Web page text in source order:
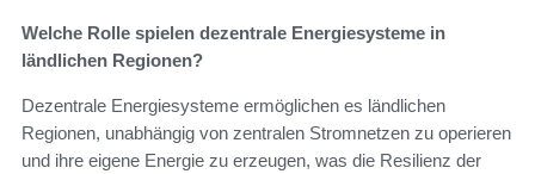
Welche Rolle spielen dezentrale Energiesysteme in
ländlichen Regionen?
Dezentrale Energiesysteme ermöglichen es ländlichen
Regionen, unabhängig von zentralen Stromnetzen zu operieren
und ihre eigene Energie zu erzeugen, was die Resilienz der